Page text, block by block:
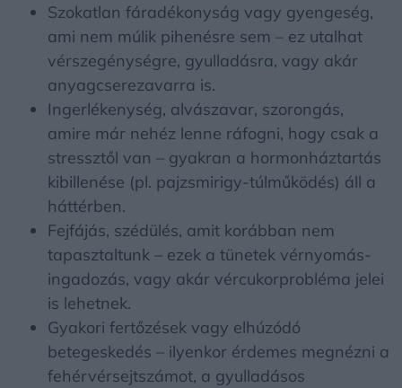
Szokatlan fáradékonyság vagy gyengeség,
ami nem múlik pihenésre sem – ez utalhat
vérszegénységre, gyulladásra, vagy akár
anyagcserezavarra is.
Ingerlékenység, alvászavar, szorongás,
amire már nehéz lenne ráfogni, hogy csak a
stressztől van – gyakran a hormonháztartás
kibillenése (pl. pajzsmirigy-túlműködés) áll a
háttérben.
Fejfájás, szédülés, amit korábban nem
tapasztaltunk – ezek a tünetek vérnyomás-
ingadozás, vagy akár vércukorprobléma jelei
is lehetnek.
Gyakori fertőzések vagy elhúzódó
betegeskedés – ilyenkor érdemes megnézni a
fehérvérsejtszámot, a gyulladásos